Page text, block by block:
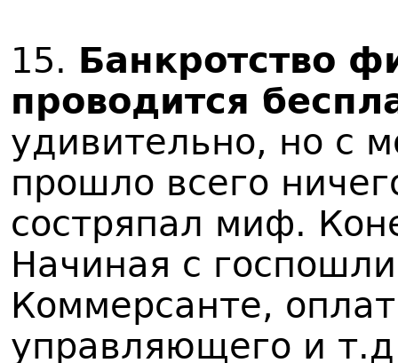
15. Банкротство
проводится
удивительно, но с
прошло всего
состряпал миф.
Начиная с
Коммерсанте,
управляющего и